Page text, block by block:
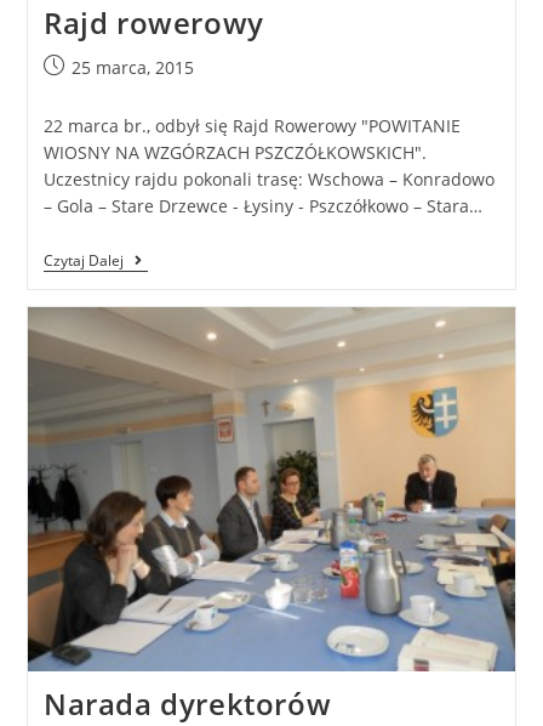
Rajd rowerowy
25 marca, 2015
22 marca br., odbył się Rajd Rowerowy "POWITANIE
WIOSNY NA WZGÓRZACH PSZCZÓŁKOWSKICH".
Uczestnicy rajdu pokonali trasę: Wschowa – Konradowo
– Gola – Stare Drzewce - Łysiny - Pszczółkowo – Stara…
Czytaj Dalej
Narada dyrektorów